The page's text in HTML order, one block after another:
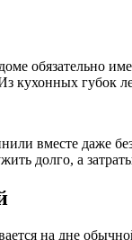
обязательно
кухонных губок
вместе даже
долго, а
на дне